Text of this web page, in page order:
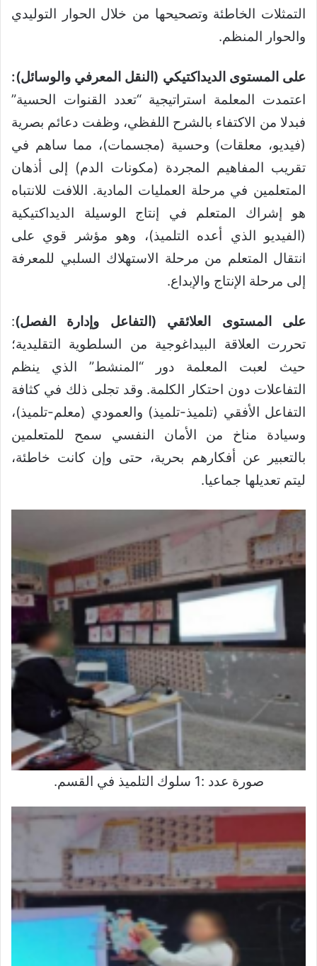
التمثلات الخاطئة وتصحيحها من خلال الحوار التوليدي
والحوار المنظم.
على المستوى الديداكتيكي (النقل المعرفي والوسائل):
اعتمدت المعلمة استراتيجية “تعدد القنوات الحسية”
فبدلا من الاكتفاء بالشرح اللفظي، وظفت دعائم بصرية
(فيديو، معلقات) وحسية (مجسمات)، مما ساهم في
تقريب المفاهيم المجردة (مكونات الدم) إلى أذهان
المتعلمين في مرحلة العمليات المادية. اللافت للانتباه
هو إشراك المتعلم في إنتاج الوسيلة الديداكتيكية
(الفيديو الذي أعده التلميذ)، وهو مؤشر قوي على
انتقال المتعلم من مرحلة الاستهلاك السلبي للمعرفة
إلى مرحلة الإنتاج والإبداع.
على المستوى العلائقي (التفاعل وإدارة الفصل):
تحررت العلاقة البيداغوجية من السلطوية التقليدية؛
حيث لعبت المعلمة دور “المنشط” الذي ينظم
التفاعلات دون احتكار الكلمة. وقد تجلى ذلك في كثافة
التفاعل الأفقي (تلميذ-تلميذ) والعمودي (معلم-تلميذ)،
وسيادة مناخ من الأمان النفسي سمح للمتعلمين
بالتعبير عن أفكارهم بحرية، حتى وإن كانت خاطئة،
ليتم تعديلها جماعيا.
صورة عدد :1 سلوك التلميذ في القسم.